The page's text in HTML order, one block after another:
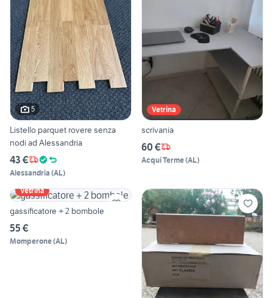
5
Listello parquet rovere senza
nodi ad Alessandria
43 €
Alessandria (AL)
Vetrina
scrivania
60 €
Acqui Terme(AL)
Vetrina
gassificatore + 2 bombole
55 €
Momperone(AL)